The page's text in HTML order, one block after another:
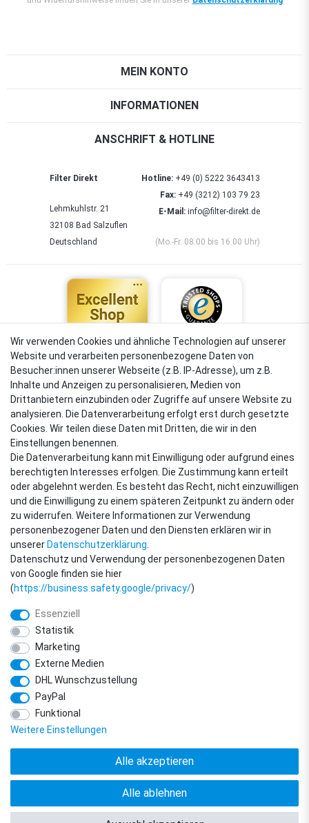
MEIN KONTO
INFORMATIONEN
ANSCHRIFT & HOTLINE
Filter Direkt
Lehmkuhlstr. 21
32108 Bad Salzuflen
Deutschland
Hotline:+49 (0) 5222 3643413
Fax:+49 (3212) 103 79 23
E-Mail:info@filter-direkt.de
(Mo.-Fr. 08.00 bis 16.00 Uhr)
4,88
Sehr gut
VERSANDARTEN
ZAHLUNGSARTEN
© Copyright 2018 - 2026 filter-direkt. Alle Rechte vorbehalten. / *Alle Preise
verstehen sich inkl. MwSt. und zzgl. Versandkosten.
Vertrag widerrufen
Wir verwenden Cookies und ähnliche Technologien auf unserer
Website und verarbeiten personenbezogene Daten von
Besucher:innen unserer Webseite (z.B. IP-Adresse), um z.B.
Inhalte und Anzeigen zu personalisieren, Medien von
Drittanbietern einzubinden oder Zugriffe auf unsere Website zu
analysieren. Die Datenverarbeitung erfolgt erst durch gesetzte
Cookies. Wir teilen diese Daten mit Dritten, die wir in den
Einstellungen benennen.
Die Datenverarbeitung kann mit Einwilligung oder aufgrund eines
berechtigten Interesses erfolgen. Die Zustimmung kann erteilt
oder abgelehnt werden. Es besteht das Recht, nicht einzuwilligen
und die Einwilligung zu einem späteren Zeitpunkt zu ändern oder
zu widerrufen. Weitere Informationen zur Verwendung
personenbezogener Daten und den Diensten erklären wir in
unserer Daten­schutz­erklärung
Datenschutz und Verwendung der personenbezogenen Daten
von Google finden sie hier
(https://business.safety.google/privacy/)
Essenziell
Statistik
Marketing
Externe Medien
DHL Wunschzustellung
PayPal
Funktional
Weitere Einstellungen
Alle akzeptieren
Alle ablehnen